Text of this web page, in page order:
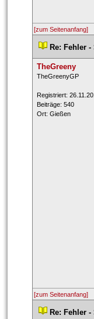
[zum Seitenanfang]
Re: Fehler
TheGreeny
TheGr​eenyG​P​
Registriert:
Beiträge: 540
Ort: Gießen
[zum Seitenanfang]
Re: Fehler